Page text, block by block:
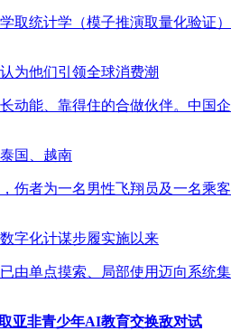
取统计学（模子推演取量化验证
为他们引领全球消费潮
动能、靠得住的合做伙伴。中国
国、越南
伤者为一名男性飞翔员及一名乘
字化计谋步履实施以来
由单点摸索、局部使用迈向系统
亚非青少年AI教育交换敌对试